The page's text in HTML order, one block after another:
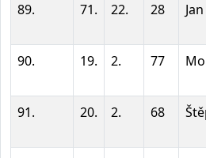
89. 71. 22. 28
90. 19. 2. 77
91. 20. 2. 68